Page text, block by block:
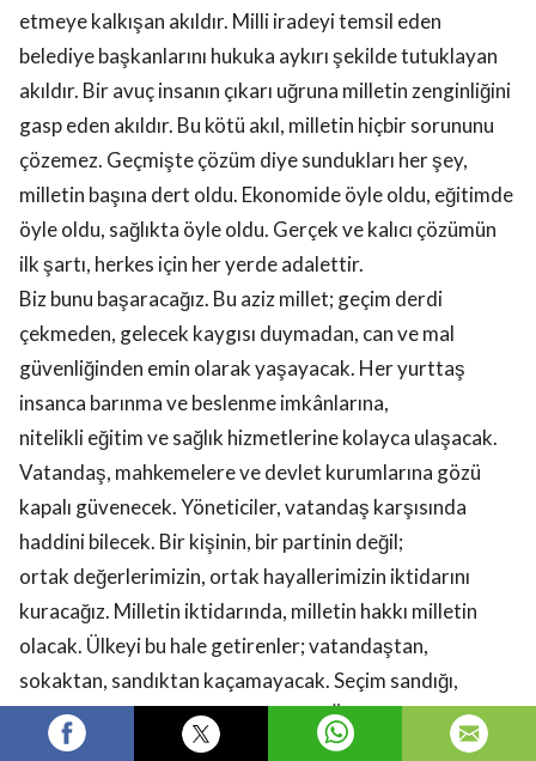
etmeye kalkışan akıldır. Milli iradeyi temsil eden
belediye başkanlarını hukuka aykırı şekilde tutuklayan
akıldır. Bir avuç insanın çıkarı uğruna milletin zenginliğini
gasp eden akıldır. Bu kötü akıl, milletin hiçbir sorununu
çözemez. Geçmişte çözüm diye sundukları her şey,
milletin başına dert oldu. Ekonomide öyle oldu, eğitimde
öyle oldu, sağlıkta öyle oldu. Gerçek ve kalıcı çözümün
ilk şartı, herkes için her yerde adalettir.
Biz bunu başaracağız. Bu aziz millet; geçim derdi
çekmeden, gelecek kaygısı duymadan, can ve mal
güvenliğinden emin olarak yaşayacak. Her yurttaş
insanca barınma ve beslenme imkânlarına,
nitelikli eğitim ve sağlık hizmetlerine kolayca ulaşacak.
Vatandaş, mahkemelere ve devlet kurumlarına gözü
kapalı güvenecek. Yöneticiler, vatandaş karşısında
haddini bilecek. Bir kişinin, bir partinin değil;
ortak değerlerimizin, ortak hayallerimizin iktidarını
kuracağız. Milletin iktidarında, milletin hakkı milletin
olacak. Ülkeyi bu hale getirenler; vatandaştan,
sokaktan, sandıktan kaçamayacak. Seçim sandığı,
bereketiyle milletin önüne gelecek. Ülkemiz; adaletli,
liyakatli, çalışkan yeni bir yönetime kavuşacak. Şimdi